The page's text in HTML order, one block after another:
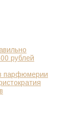
рублей
парфюмерии